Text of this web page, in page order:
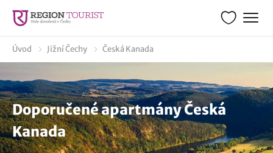
Úvod Jižní Čechy Česká Kanada
Doporučené apartmány Česká
Kanada